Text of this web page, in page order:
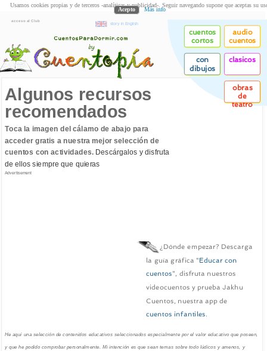
acceso al Club
story in English
cuentos
cortos
audio
cuentos
con
dibujos
clasicos
obras
de
teatro
Algunos recursos
recomendados
Toca la imagen del cálamo de abajo para
acceder gratis a nuestra mejor selección de
cuentos con actividades.Descárgalos y disfruta
de ellos siempre que quieras
Advertisement
¿Dónde empezar? Descarga
la guía gráfica "Educar con
cuentos", disfruta nuestros
videocuentos y prueba Jakhu
Cuentos, nuestra app de
cuentos infantiles.
He aquí una selección de contenidos educativos seleccionados especialmente por el valor educativo que poseen,
y que he podido comprobar personalmente. Mi intención es que sean temas sobre todo lúdicos y amenos, y
Usamos cookies propias y de terceros -analíticas y publicidad-. Seguir navegando supone que aceptas su
Acepto Más info